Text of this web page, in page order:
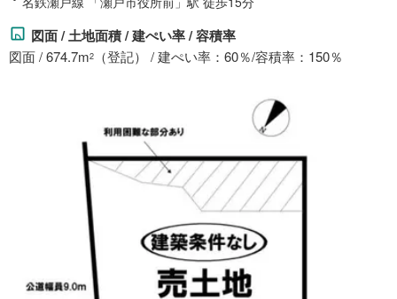
図面 / 土地面積 / 建ぺい率 / 容積率
図面 / 674.7m2 （登記） / 建ぺい率：60％/容積率：150％